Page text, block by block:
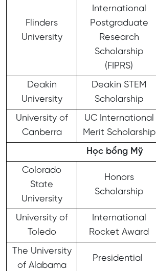
Flinders
University
International
Postgraduate
Research
Scholarship
(FIPRS)
Deakin
University
Deakin STEM
Scholarship
University of
Canberra
UC International
Merit Scholarship
Học bổng Mỹ
Colorado
State
University
Honors
Scholarship
University of
Toledo
International
Rocket Award
The University
of Alabama
Presidential